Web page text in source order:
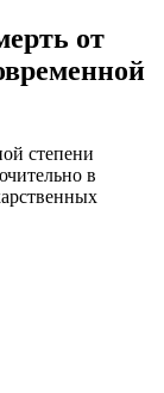
от
степени
в